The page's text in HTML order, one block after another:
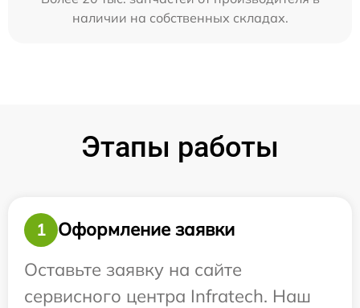
наличии на собственных складах.
Этапы работы
1
Оформление заявки
Оставьте заявку на сайте
сервисного центра Infratech. Наш